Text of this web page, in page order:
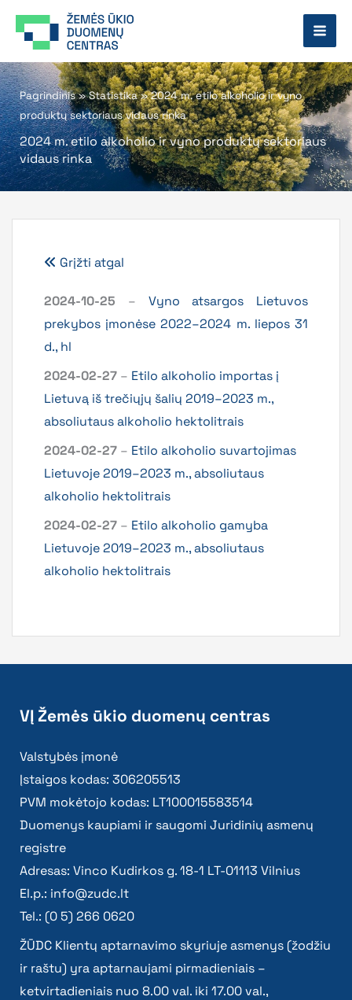
prie
Pagrindinis»Statistika»2024 m. etilo alkoholio ir vyno
produktų sektoriaus vidaus rinka
2024 m. etilo alkoholio ir vyno produktų sektoriaus
vidaus rinka
Grįžti atgal
2024-10-25 – Vyno atsargos Lietuvos
prekybos įmonėse 2022–2024 m. liepos 31
d., hl
2024-02-27 – Etilo alkoholio importas į
Lietuvą iš trečiųjų šalių 2019–2023 m.,
absoliutaus alkoholio hektolitrais
2024-02-27 – Etilo alkoholio suvartojimas
Lietuvoje 2019–2023 m., absoliutaus
alkoholio hektolitrais
2024-02-27 – Etilo alkoholio gamyba
Lietuvoje 2019–2023 m., absoliutaus
alkoholio hektolitrais
VĮ Žemės ūkio duomenų centras
Valstybės įmonė
Įstaigos kodas: 306205513
PVM mokėtojo kodas: LT100015583514
Duomenys kaupiami ir saugomi Juridinių asmenų
registre
Adresas: Vinco Kudirkos g. 18-1 LT-01113 Vilnius
El.p.: info@zudc.lt
Tel.: (0 5) 266 0620
ŽŪDC Klientų aptarnavimo skyriuje asmenys (žodžiu
ir raštu) yra aptarnaujami pirmadieniais –
ketvirtadieniais nuo 8.00 val. iki 17.00 val.,